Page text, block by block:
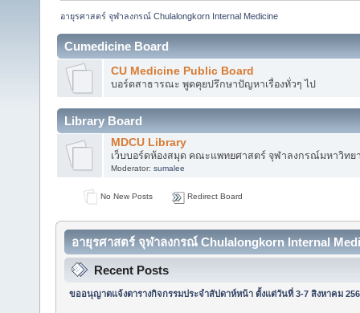
อายุรศาสตร์ จุฬาลงกรณ์ Chulalongkorn Internal Medicine
Cumedicine Board
CU Medicine Public Board
บอร์ดสาธารณะ พูดคุยปรึกษาปัญหาเรื่องทั่วๆ ไป
Library Board
MDCU Library
เว็บบอร์ดห้องสมุด คณะแพทยศาสตร์ จุฬาลงกรณ์มหาวิทย
Moderator: sumalee
No New Posts Redirect Board
อายุรศาสตร์ จุฬาลงกรณ์ Chulalongkorn Internal
Recent Posts
ขออนุญาตแจ้งตารางกิจกรรมประจำสัปดาห์หน้า ตั้งแต่วันที่ 3-7 สิงหาคม